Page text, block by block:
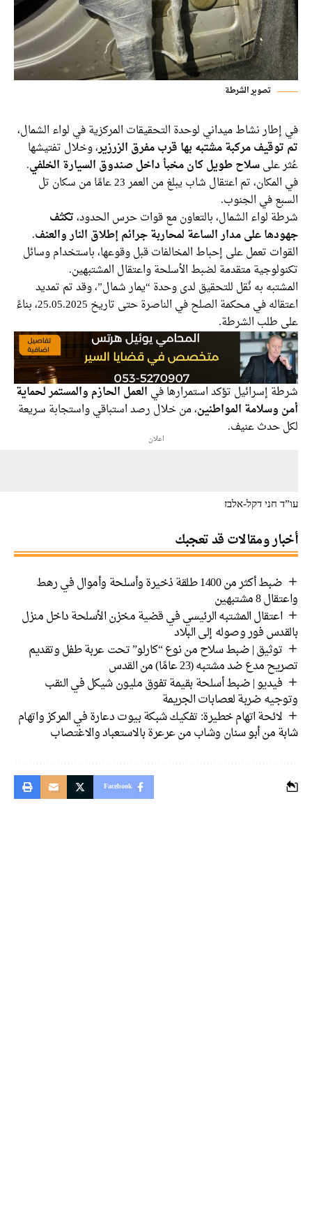
تصوير الشرطة
نشاط ميداني لوحدة التحقيقات المركزية في لواء الشمال،
مركبة مشتبه بها قرب مفرق الزرزير، وخلال تفتيشها
علىسلاح طويل كان مخبأ داخل صندوق السيارة الخلفي.
في المكان، تم اعتقال شاب يبلغ من العمر 23 عامًا من سكان تل
في الجنوب.
لواء الشمال، بالتعاون مع قوات حرس الحدود،تكثف
على مدار الساعة لمحاربة جرائم إطلاق النار والعنف.
تعمل على إحباط المخالفات قبل وقوعها، باستخدام وسائل
متقدمة لضبط الأسلحة واعتقال المشتبهين.
به نُقل للتحقيق لدى وحدة “يمار شمال”، وقد تم تمديد
اعتقاله في محكمة الصلح في الناصرة حتى تاريخ 25.05.2025، بناءً
طلب الشرطة.
إسرائيل تؤكد استمرارها فيالعمل الحازم والمستمر لحماية
وسلامة المواطنين، من خلال رصد استباقي واستجابة سريعة
حدث عنيف.
חני דקל-אלבז
ومقالات قد تعجبك
ضبط أكثر من 1400 طلقة ذخيرة وأسلحة وأموال في رهط
مشتبهين
اعتقال المشتبه الرئيسي في قضية مخزن الأسلحة داخل منزل
فور وصوله إلى البلاد
توثيق | ضبط سلاح من نوع “كارلو” تحت عربة طفل وتقديم
مدع ضد مشتبه (23 عامًا) من القدس
فيديو | ضبط أسلحة بقيمة تفوق مليون شيكل في النقب
ضربة لعصابات الجريمة
لائحة اتهام خطيرة: تفكيك شبكة بيوت دعارة في المركز واتهام
من أبو سنان وشاب من عرعرة بالاستعباد والاغتصاب
Facebook